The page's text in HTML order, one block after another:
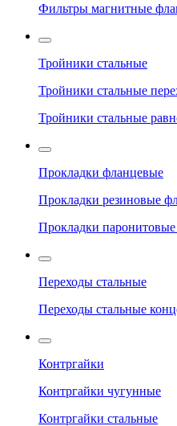
Фильтры магнитные
Тройники стальные
Тройники стальные
Тройники стальные
Прокладки фланцевые
Прокладки резиновые
Прокладки
Переходы стальные
Переходы стальные
Контргайки
Контргайки чугунные
Контргайки стальные